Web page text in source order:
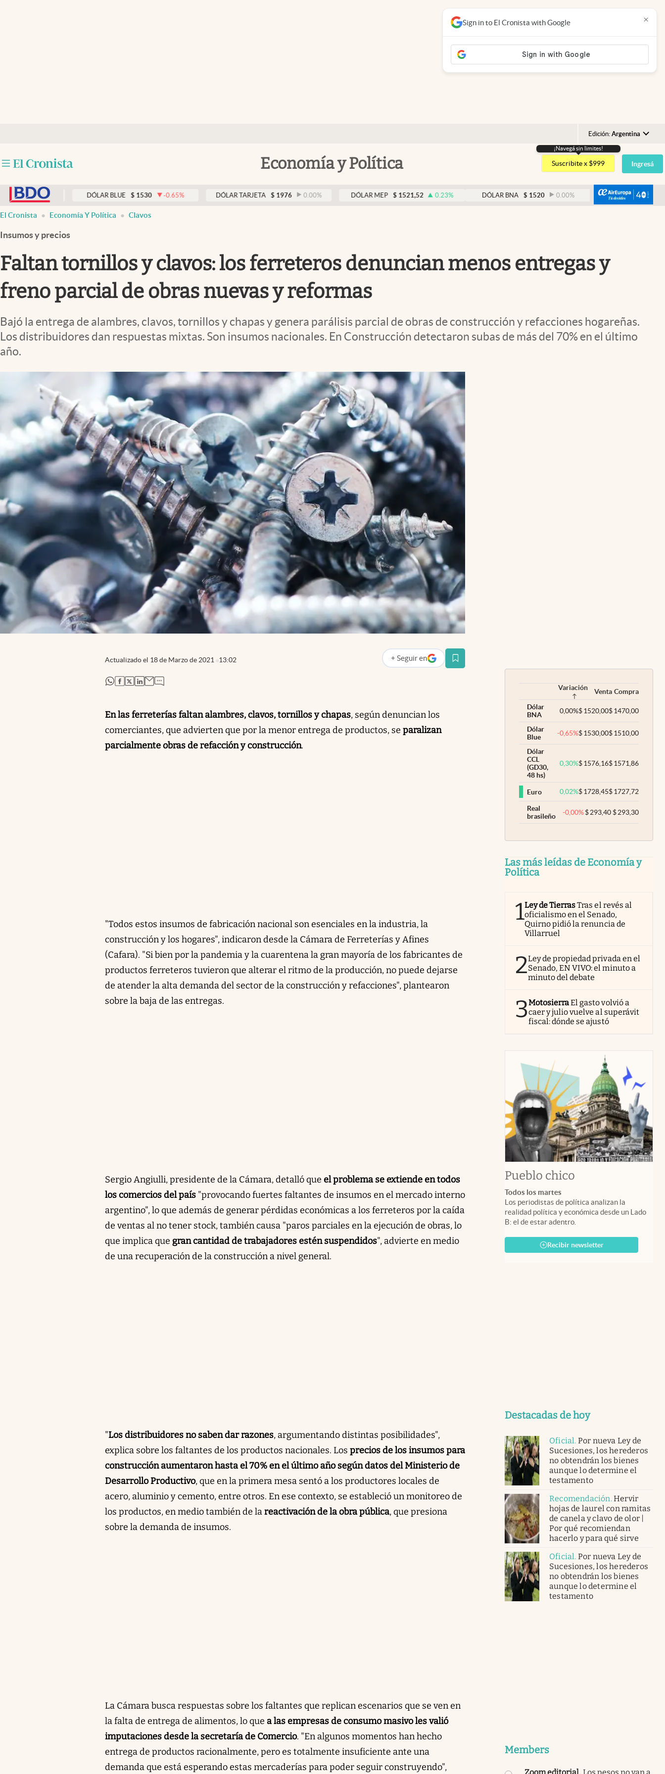
Edición: Argentina
Argentina
España
México
USA
Economía y Política
Otras secciones
Clima
Mundial 2026
Eventos Corporativos
El Cronista Studio
Mediakit
¡Navegá sin limites!
Suscribite x $999 Ingresá
0.00% DÓLAR BLUE $ 1530 -0.65 % DÓLAR TARJETA $ 1976 0.00% DÓLAR MEP $ 1521,52 0.23% DÓLAR BNA $ 1520 0.00% DÓLAR BLUE $ 1530
Sign in to El Cronista with Google ×
El Cronista Economía Y Política Clavos
Insumos y precios
Faltan tornillos y clavos: los ferreteros denuncian menos entregas y
freno parcial de obras nuevas y reformas
Bajó la entrega de alambres, clavos, tornillos y chapas y genera parálisis parcial de obras de construcción y refacciones hogareñas.
Los distribuidores dan respuestas mixtas. Son insumos nacionales. En Construcción detectaron subas de más del 70% en el último
año.
Actualizado el 18 de Marzo de 2021 13:02 + Seguir en
abre en nueva pestaña
abre en nueva pestaña
abre en nueva pestaña
abre en nueva pestaña
abre en nueva pestaña
En las ferreterías faltan alambres, clavos, tornillos y chapas, según denuncian los
comerciantes, que advierten que por la menor entrega de productos, se paralizan
parcialmente obras de refacción y construcción.
"Todos estos insumos de fabricación nacional son esenciales en la industria, la
construcción y los hogares", indicaron desde la Cámara de Ferreterías y Afines
(Cafara). "Si bienpor la pandemia y la cuarentena la gran mayoría de los fabricantes de
productos ferreteros tuvieron que alterar el ritmo de la producción, no puede dejarse
de atender la alta demanda del sector de la construcción y refacciones", plantearon
sobre la baja de las entregas.
Sergio Angiulli, presidente de la Cámara, detalló que el problema se extiende en todos
los comercios del país "provocando fuertes faltantes de insumos en el mercado interno
argentino", lo que además de generar pérdidas económicas a los ferreteros por la caída
de ventas al no tener stock, también causa "paros parciales en la ejecución de obras, lo
que implica que gran cantidad de trabajadores estén suspendidos", advierte en medio
de una recuperación de la construcción a nivel general.
"Los distribuidores no saben dar razones, argumentando distintas posibilidades",
explica sobre los faltantes de los productos nacionales. Los precios de los insumos para
construcción aumentaron hasta el 70% en el último año según datos del Ministerio de
Desarrollo Productivo, que en la primera mesa sentó a los productores locales de
acero, aluminio y cemento, entre otros. En ese contexto, se estableció un monitoreo de
los productos, en medio también de lareactivación de la obra pública, que presiona
sobre la demanda de insumos.
La Cámara busca respuestas sobre los faltantes que replican escenarios que se ven en
la falta de entrega de alimentos, lo que a las empresas de consumo masivo les valió
imputaciones desde la secretaría de Comercio. "En algunos momentos han hecho
entrega de productos racionalmente, pero es totalmente insuficiente ante una
demanda que está esperando estas mercaderías para poder seguir construyendo",
Variación Venta Compra
Dólar
BNA
0,00%$1520,00$1470,00
Dólar
Blue
-0,65%$1530,00$1510,00
Dólar
CCL
(GD30,
48 hs)
0,30%$1576,16$1571,86
Euro 0,02%$1728,45$1727,72
Real
brasileño
-0,00% $293,40 $293,30
Las más leídas de Economía y
Política
1Ley de TierrasTras el revés al
oficialismo en el Senado,
Quirno pidió la renuncia de
Villarruel
2Ley de propiedad privada en el
Senado, EN VIVO: el minuto a
minuto del debate
3MotosierraEl gasto volvió a
caer y julio vuelve al superávit
fiscal: dónde se ajustó
Pueblo chico
Todos los martes
Los periodistas de política analizan la
realidad política y económica desde un Lado
B: el de estar adentro.
Recibir newsletter
Destacadas de hoy
Oficial. Por nueva Ley de
Sucesiones, los herederos
no obtendrán los bienes
aunque lo determine el
testamento
Recomendación.Hervir
hojas de laurel con ramitas
de canela y clavo de olor |
Por qué recomiendan
hacerlo y para qué sirve
Oficial. Por nueva Ley de
Sucesiones, los herederos
no obtendrán los bienes
aunque lo determine el
testamento
Members
Zoom editorial . Los pesos no van a